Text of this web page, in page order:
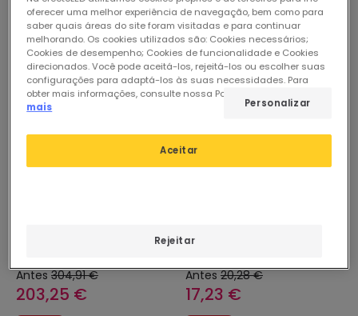
-33%
Antes 304,91 €
203,25 €
Antes 20,28 €
17,23 €
oferecer uma melhor experiência de navegação, bem como para
saber quais áreas do site foram visitadas e para continuar
melhorando. Os cookies utilizados são: Cookies necessários;
Cookies de desempenho; Cookies de funcionalidade e Cookies
direcionados. Você pode aceitá-los, rejeitá-los ou escolher suas
configurações para adaptá-los às suas necessidades. Para
obter mais informações, consulte nossa Política de Cookies.
mais
Rejeitar
Aceitar
Personalizar